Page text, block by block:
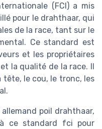
(FCI) a mis
pour le drahthaar, qui
de la race, tant sur le
Ce standard est
et les propriétaires
la qualité de la race. Il
le cou, le tronc, les
poil drahthaar,
ce standard fci pour